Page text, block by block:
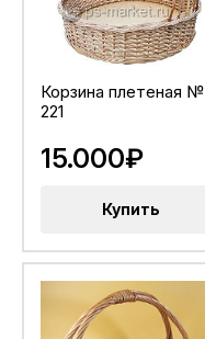
Корзина плетеная №
221
15.000₽
Купить